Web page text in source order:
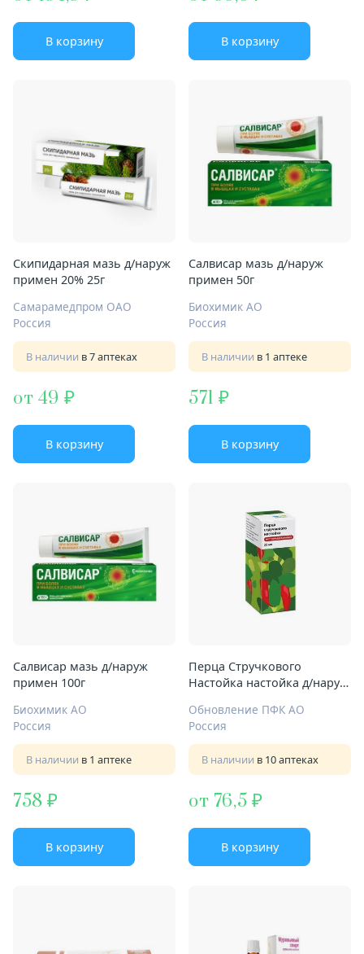
В корзину В корзину
Скипидарная мазь д/наруж
примен 20% 25г
Самарамедпром ОАО
Россия
В наличии в 7 аптеках
от 49
В корзину
Салвисар мазь д/наруж
примен 50г
Биохимик АО
Россия
В наличии в 1 аптеке
571
В корзину
Салвисар мазь д/наруж
примен 100г
Биохимик АО
Россия
В наличии в 1 аптеке
758
В корзину
Перца Стручкового
Настойка настойка д/наруж
Обновление ПФК АО
Россия
В наличии в 10 аптеках
от 76,5
В корзину